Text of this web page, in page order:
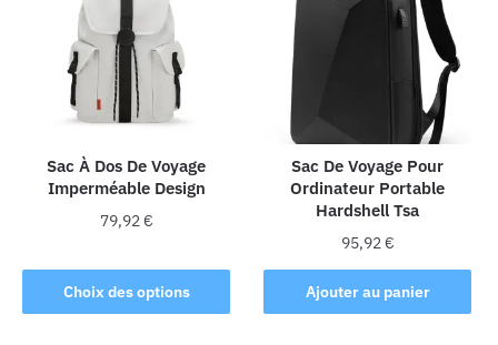
peuvent
choisies
page
du
produit
Sac À Dos De Voyage
Imperméable Design
79,92€
Choix des options
produit
a
Sac De Voyage Pour
Ordinateur Portable
Hardshell Tsa
95,92€
Ajouter au panier